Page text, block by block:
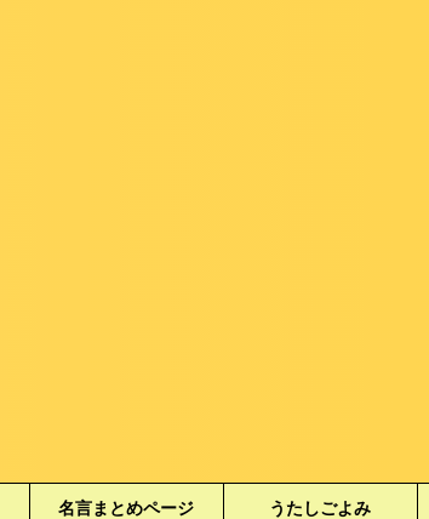
名言まとめページ うたしごよみ